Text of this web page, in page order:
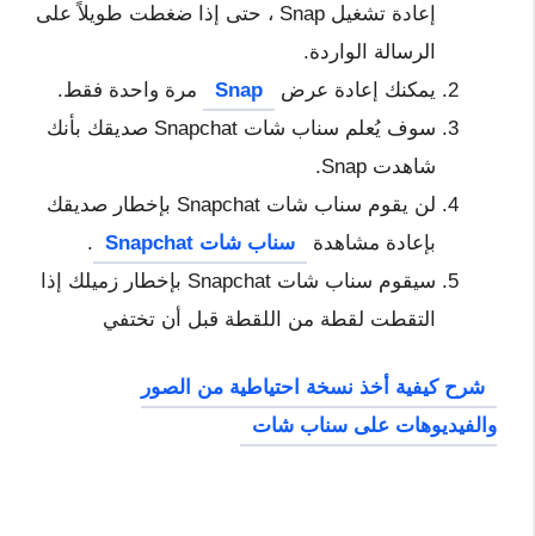
إعادة تشغيل Snap ، حتى إذا ضغطت طويلاً على
الرسالة الواردة.
يمكنك إعادة عرض
Snap
مرة واحدة فقط.
سوف يُعلم سناب شات Snapchat صديقك بأنك
شاهدت Snap.
لن يقوم سناب شات Snapchat بإخطار صديقك
بإعادة مشاهدة
سناب شات Snapchat
.
سيقوم سناب شات Snapchat بإخطار زميلك إذا
التقطت لقطة من اللقطة قبل أن تختفي
شرح كيفية أخذ نسخة احتياطية من الصور
والفيديوهات على سناب شات